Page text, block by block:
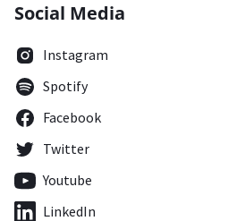
Social Media
Instagram
Spotify
Facebook
Twitter
Youtube
LinkedIn